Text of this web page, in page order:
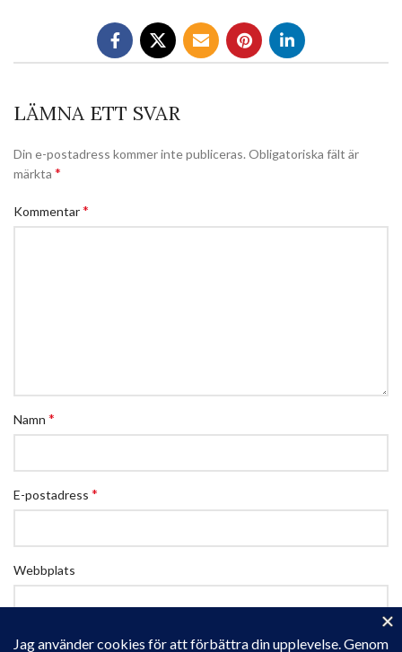
LÄMNA ETT SVAR
Din e-postadress kommer inte publiceras. Obligatoriska fält är
märkta *
Kommentar*
Namn *
E-postadress *
Webbplats
Spara mitt namn, min e-postadress och webbplats i denna